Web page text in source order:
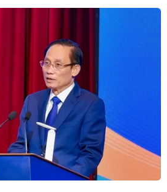
lạc quan về cuộc gặp
Triều lần 3
Mỹ Donald Trump cho rằng cuộc
ba với nhà lãnh đạo Triều Tiên
ý tưởng tốt đẹp.